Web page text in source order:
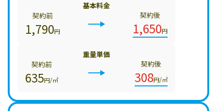
基本料金
契約前
1,790円
契約後
1,650円
重量単価
契約前
635円/㎥
契約後
308円/㎥